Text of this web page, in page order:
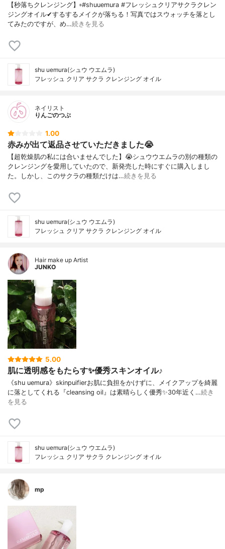
【秒落ちクレンジング】▫️#shuuemura #フレッシュクリアサクラクレン
ジングオイル✔するするメイクが落ちる！写真ではスウォッチを落とし
てみたのですが、め…続きを見る
shu uemura(シュウ ウエムラ)
フレッシュ クリア サクラ クレンジング オイル
ネイリスト
りんごのつぶ
1.00
赤みが出て返品させていただきました😭
【超乾燥肌の私には合いませんでした】😭シュウウエムラの別の種類の
クレンジングを愛用していたので、新発売した時にすぐに購入しまし
た。しかし、このサクラの種類だけは…続きを見る
shu uemura(シュウ ウエムラ)
フレッシュ クリア サクラ クレンジング オイル
Hair make up Artist
JUNKO
5.00
肌に透明感をもたらす✨優秀スキンオイル♪
《shu uemura》skinpuifierお肌に負担をかけずに、メイクアップを綺麗
に落としてくれる『cleansing oil』は素晴らしく優秀✨30年近く…続き
を見る
shu uemura(シュウ ウエムラ)
フレッシュ クリア サクラ クレンジング オイル
mp